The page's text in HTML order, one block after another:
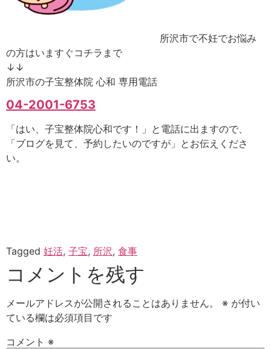
所沢市で不妊でお悩み
の方はいますぐコチラまで
↓↓
所沢市の子宝整体院 心和 専用電話
04-2001-6753
「はい、子宝整体院心和です！」と電話に出ますので、
「ブログを見て、予約したいのですが」とお伝えくださ
い。
Tagged 妊活, 子宝, 所沢, 食事
コメントを残す
メールアドレスが公開されることはありません。 ※ が付い
ている欄は必須項目です
コメント ※